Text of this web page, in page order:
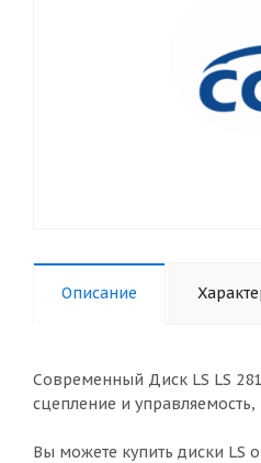
Описание
Современный Диск LS LS
сцепление и
Вы можете купить диски LS